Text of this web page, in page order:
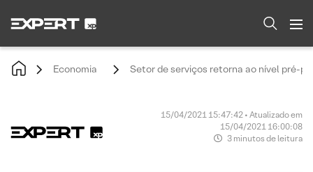
Economia Setor de serviços retorna ao nível pré-
15/04/2021 15:47:42 • Atualizado em
15/04/2021 16:00:08
3 minutos de leitura